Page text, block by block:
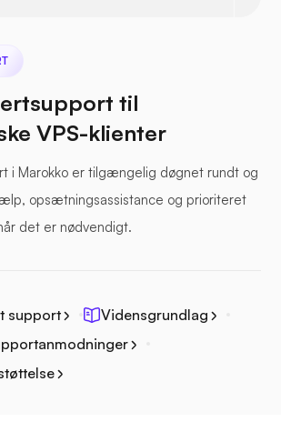
til
VPS-klienter
i Marokko er tilgængelig døgnet rundt og
opsætningsassistance og prioriteret
det er nødvendigt.
support
Vidensgrundlag